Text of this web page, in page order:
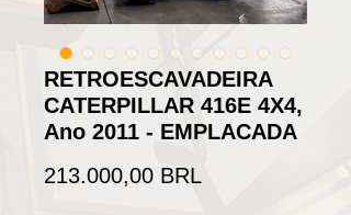
RETROESCAVADEIRA
CATERPILLAR 416E 4X4,
Ano 2011 - EMPLACADA
213.000,00 BRL